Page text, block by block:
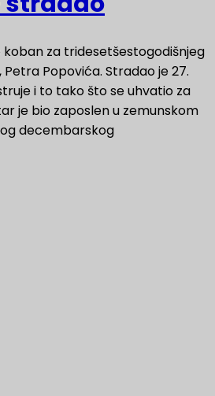
koban za tridesetšestogodišnjeg
Popovića. Stradao je 27.
i to tako što se uhvatio za
je bio zaposlen u zemunskom
decembarskog